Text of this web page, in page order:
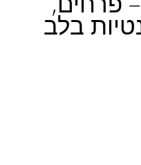
בלב